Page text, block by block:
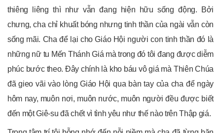
thiêng liêng thì như vẫn đang hiện hữu sống động. Bởi
chưng, cha chỉ khuất bóng nhưng tinh thần của ngài vẫn còn
sống mãi. Cha để lại cho Giáo Hội người con tinh thần đó là
những nữ tu Mến Thánh Giá mà trong đó tôi đang được diễm
phúc bước theo. Đây chính là kho báu vô giá mà Thiên Chúa
đã gieo vãi vào lòng Giáo Hội qua bàn tay của cha để ngày
hôm nay, muôn nơi, muôn nước, muôn người đều được biết
đến một Giê-su đã chết vì tình yêu như thế nào trên Thập giá.